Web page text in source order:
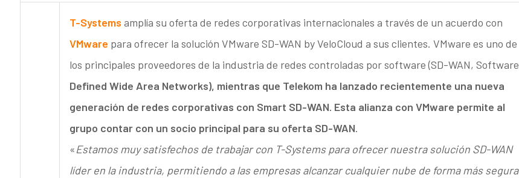
T-Systems amplía su oferta de redes corporativas internacionales a través de un acuerdo con
VMware para ofrecer la solución VMware SD-WAN by VeloCloud a sus clientes. VMware es uno de
los principales proveedores de la industria de redes controladas por software (SD-WAN, Software
Defined Wide Area Networks), mientras que Telekom ha lanzado recientemente una nueva
generación de redes corporativas con Smart SD-WAN. Esta alianza con VMware permite al
grupo contar con un socio principal para su oferta SD-WAN.
«Estamos muy satisfechos de trabajar con T-Systems para ofrecer nuestra solución SD-WAN
líder en la industria, permitiendo a las empresas alcanzar cualquier nube de forma más segura